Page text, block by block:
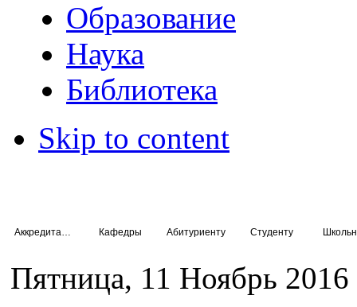
Образование
Наука
Библиотека
Skip to content
Кафедры Абитуриенту Студенту
Пятница, 11 Ноябрь